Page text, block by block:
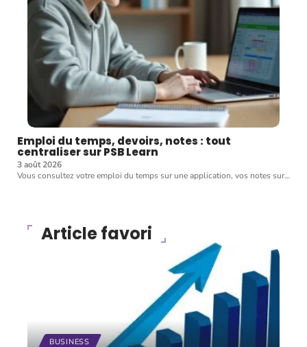
Emploi du temps, devoirs, notes : tout
centraliser sur PSB Learn
3 août 2026
Vous consultez votre emploi du temps sur une application, vos notes sur…
Article favori
BUSINESS